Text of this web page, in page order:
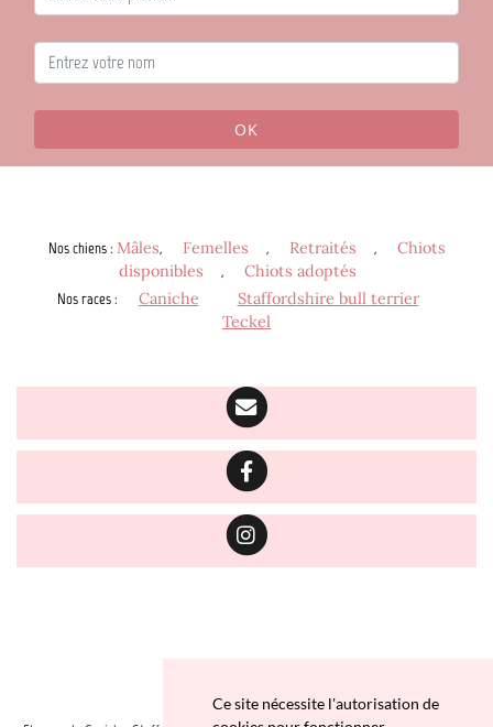
OK
Nos chiens: Mâles, Femelles , Retraités ,
Chiots
disponibles
,
Chiots adoptés
Nos races: Caniche
Staffordshire bull terrier
Teckel
Ce site nécessite l'autorisation de